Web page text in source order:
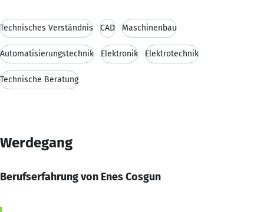
Technisches Verständnis CAD Maschinenbau
Automatisierungstechnik Elektronik Elektrotechnik
Technische Beratung
Werdegang
Berufserfahrung von Enes Cosgun